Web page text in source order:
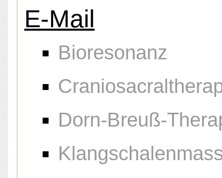
E-Mail
Bioresonanz
Dorn-Breuß-